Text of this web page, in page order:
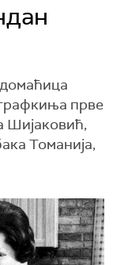
прве
Шијаковић,
Томанија,